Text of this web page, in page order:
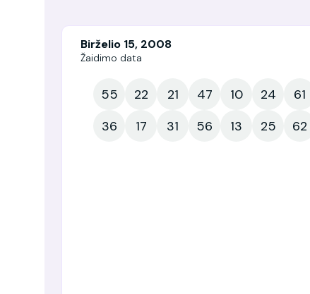
Birželio 15, 2008
Žaidimo data
55 22 21 47 10 24 61
36
17 31 56 13 25 62